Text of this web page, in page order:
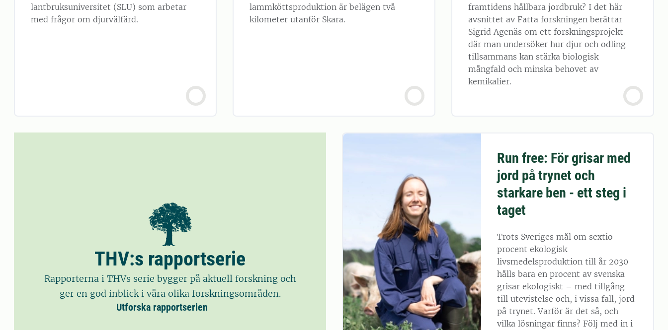
lantbruksuniversitet (SLU) som arbetar
med frågor om djurvälfärd.
lammköttsproduktion är belägen två
kilometer utanför Skara.
framtidens hållbara jordbruk? I det här
avsnittet av Fatta forskningen berättar
Sigrid Agenäs om ett forskningsprojekt
där man undersöker hur djur och odling
tillsammans kan stärka biologisk
mångfald och minska behovet av
kemikalier.
THV:s rapportserie
Rapporterna i THVs serie bygger på aktuell forskning och
ger en god inblick i våra olika forskningsområden.
Utforska rapportserien
Run free: För grisar med
jord på trynet och
starkare ben - ett steg i
taget
Trots Sveriges mål om sextio
procent ekologisk
livsmedelsproduktion till år 2030
hålls bara en procent av svenska
grisar ekologiskt – med tillgång
till utevistelse och, i vissa fall, jord
på trynet. Varför är det så, och
vilka lösningar finns? Följ med in i